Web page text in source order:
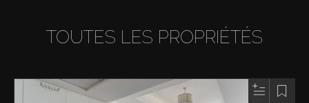
TOUTES LES PROPRIÉTÉS